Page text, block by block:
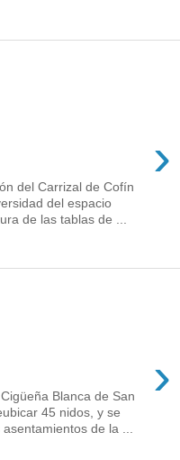
›
del Carrizal de Cofín
del espacio
de las tablas de ...
›
Blanca de San
45 nidos, y se
de la ...